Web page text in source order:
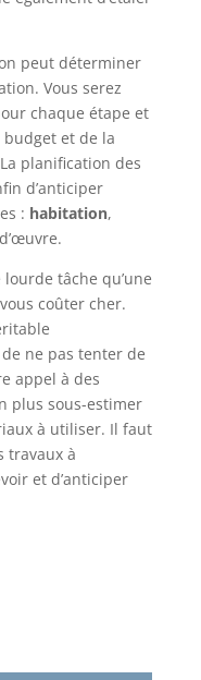
peut déterminer
Vous serez
chaque étape et
et de la
planification des
d’anticiper
: habitation,
tâche qu’une
coûter cher.
ne pas tenter de
appel à des
plus sous-estimer
à utiliser. Il faut
travaux à
et d’anticiper